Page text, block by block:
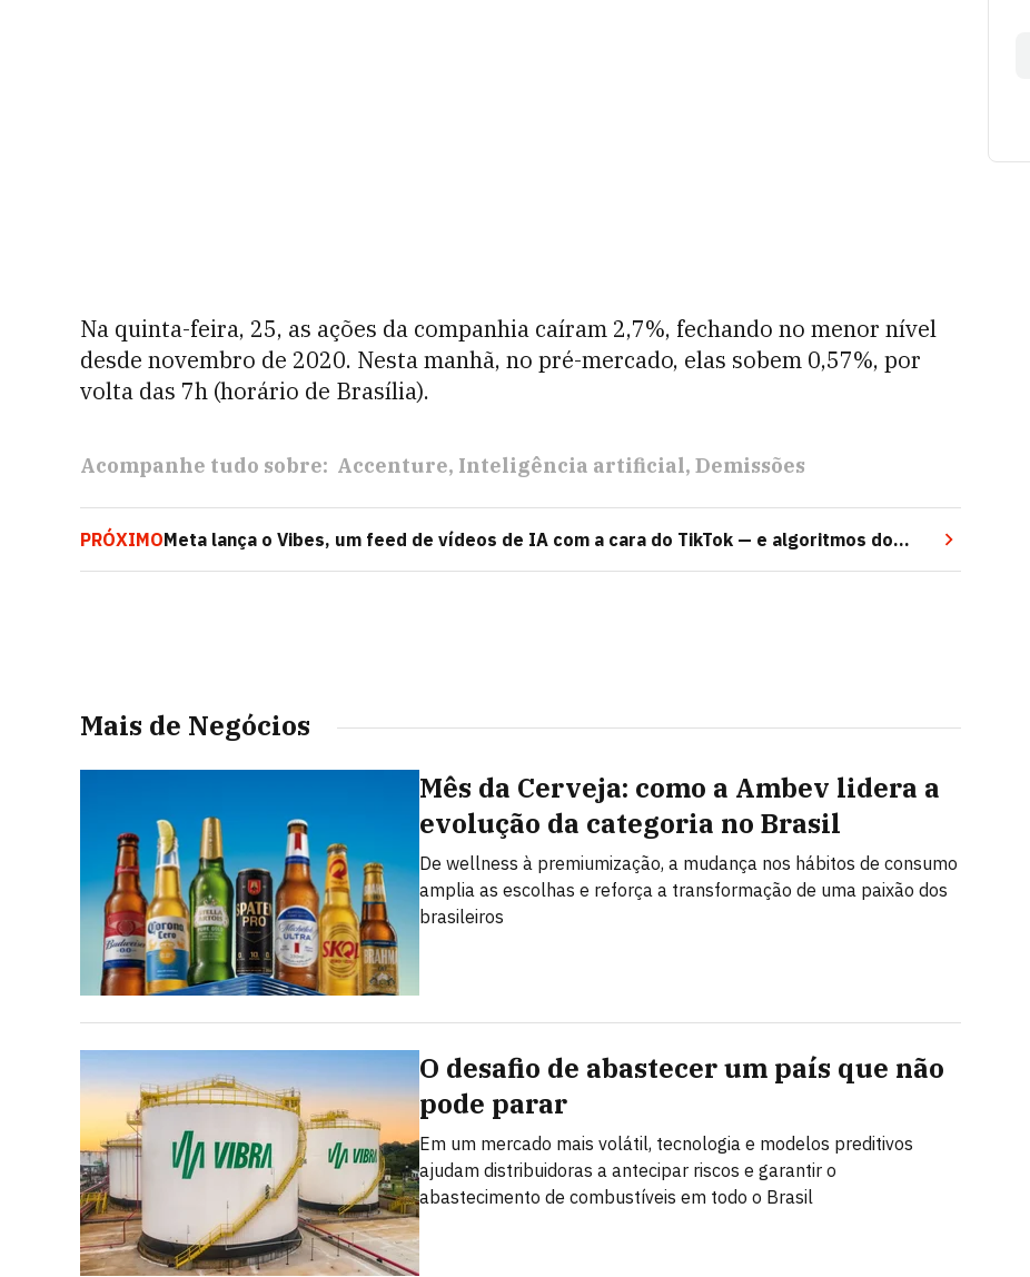
Na quinta-feira, 25, as ações da companhia caíram 2,7%, fechando no menor nível
desde novembro de 2020. Nesta manhã, no pré-mercado, elas sobem 0,57%, por
volta das 7h (horário de Brasília).
Acompanhe tudo sobre: Accenture Inteligência artificial Demissões
PRÓXIMOMeta lança o Vibes, um feed de vídeos de IA com a cara do TikTok — e algoritmos do
Zuckerberg
Mais de Negócios
Mês da Cerveja: como a Ambev lidera a
evolução da categoria no Brasil
De wellness à premiumização, a mudança nos hábitos de consumo
amplia as escolhas e reforça a transformação de uma paixão dos
brasileiros
O desafio de abastecer um país que não
pode parar
Em um mercado mais volátil, tecnologia e modelos preditivos
ajudam distribuidoras a antecipar riscos e garantir o
abastecimento de combustíveis em todo o Brasil